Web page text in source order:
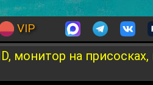
VIP
монитор на